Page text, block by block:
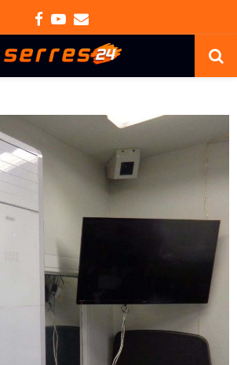
Facebook
Youtube
Email